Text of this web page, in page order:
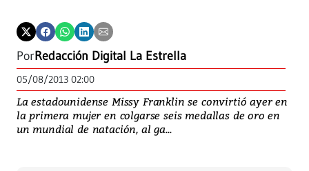
PorRedacción Digital La Estrella
05/08/2013 02:00
La estadounidense Missy Franklin se convirtió ayer en
la primera mujer en colgarse seis medallas de oro en
un mundial de natación, al ga...